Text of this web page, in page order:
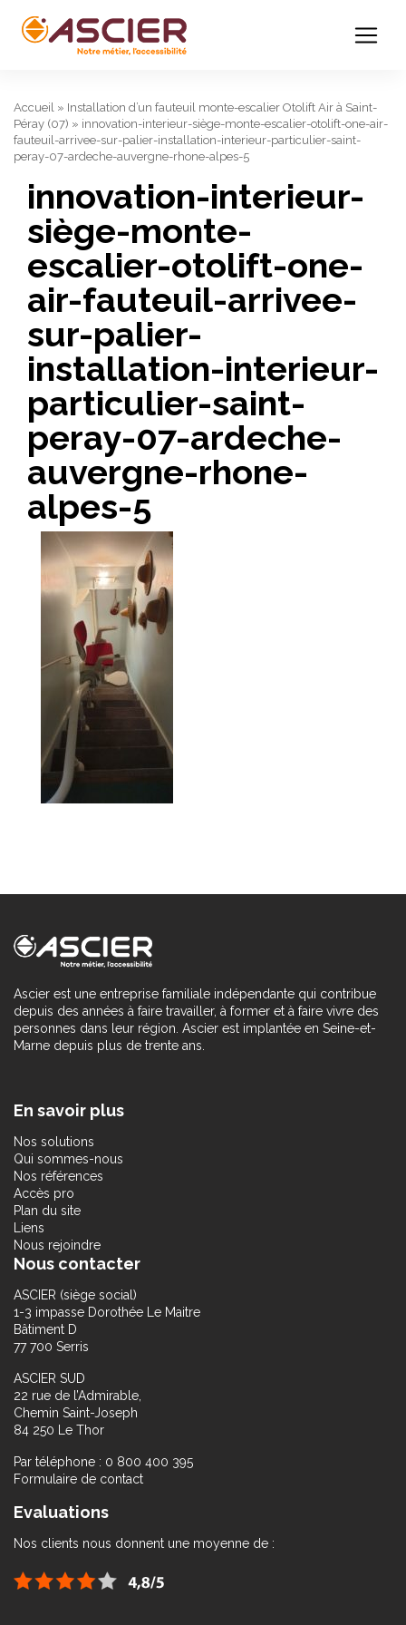
Accueil » Installation d’un fauteuil monte-escalier Otolift Air à Saint-
Péray (07) » innovation-interieur-siège-monte-escalier-otolift-one-air-
fauteuil-arrivee-sur-palier-installation-interieur-particulier-saint-
peray-07-ardeche-auvergne-rhone-alpes-5
innovation-interieur-
siège-monte-
escalier-otolift-one-
air-fauteuil-arrivee-
sur-palier-
installation-interieur-
particulier-saint-
peray-07-ardeche-
auvergne-rhone-
alpes-5
Ascier est une entreprise familiale indépendante qui contribue
depuis des années à faire travailler, à former et à faire vivre des
personnes dans leur région. Ascier est implantée en Seine-et-
Marne depuis plus de trente ans.
En savoir plus
Nos solutions
Qui sommes-nous
Nos références
Accès pro
Plan du site
Liens
Nous rejoindre
Nous contacter
ASCIER (siège social)
1-3 impasse Dorothée Le Maitre
Bâtiment D
77 700 Serris
ASCIER SUD
22 rue de l’Admirable,
Chemin Saint-Joseph
84 250 Le Thor
Par téléphone : 0 800 400 395
Formulaire de contact
Evaluations
Nos clients nous donnent une moyenne de :